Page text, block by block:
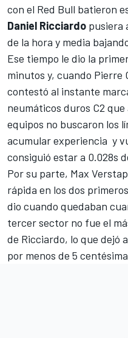
con el Red Bull batieron
Daniel Ricciardo pusiera
de la hora y media
Ese tiempo le dio la
minutos y, cuando Pierre
contestó al instante
neumáticos duros C2
equipos no buscaron los
acumular experiencia y
consiguió estar a 0.028s
Por su parte, Max
rápida en los dos
dio cuando quedaban
tercer sector no fue el
de Ricciardo, lo que dejó
por menos de 5